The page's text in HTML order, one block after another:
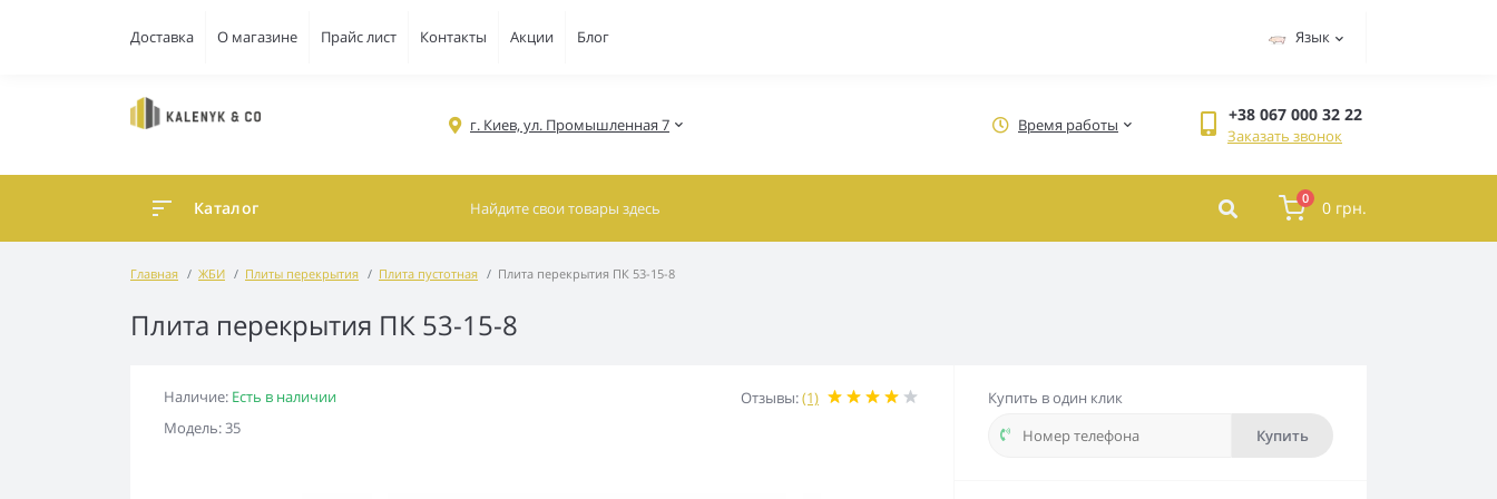
Доставка О магазине Прайс лист Контакты Акции Блог Язык
г. Киев, ул. Промышленная 7 Время работы +38 067 000 32 22
Заказать звонок
Каталог 0 0 грн.
Главная ЖБИ Плиты перекрытия Плита пустотная Плита перекрытия ПК 53-15-8
Плита перекрытия ПК 53-15-8
Наличие: Есть в наличии
Модель: 35
Отзывы:(1)
Купить в один клик
Купить